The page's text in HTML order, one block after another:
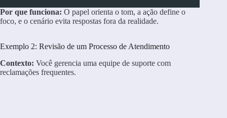
Por que funciona: O papel orienta o tom, a ação define o
foco, e o cenário evita respostas fora da realidade.
Exemplo 2: Revisão de um Processo de Atendimento
Contexto: Você gerencia uma equipe de suporte com
reclamações frequentes.